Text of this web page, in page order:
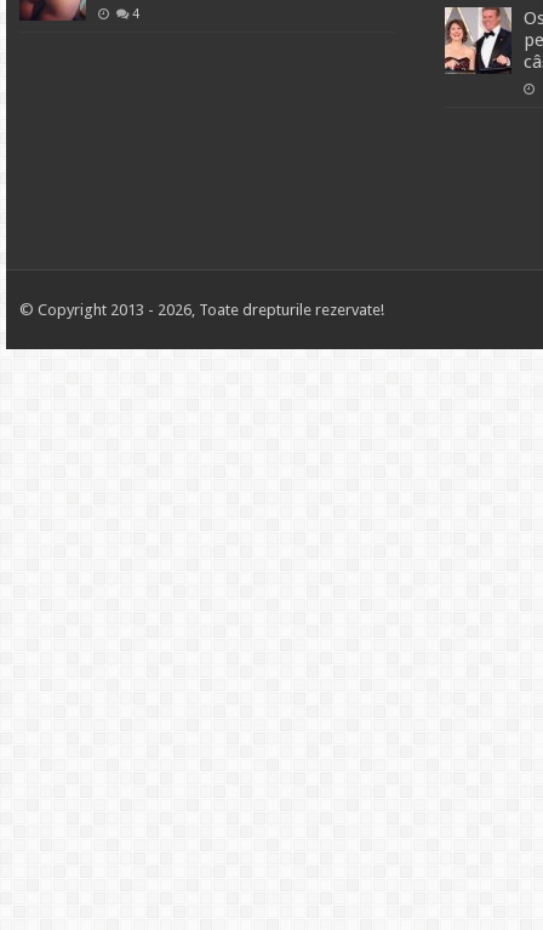
4
© Copyright 2013 - 2026, Toate drepturile rezervate!